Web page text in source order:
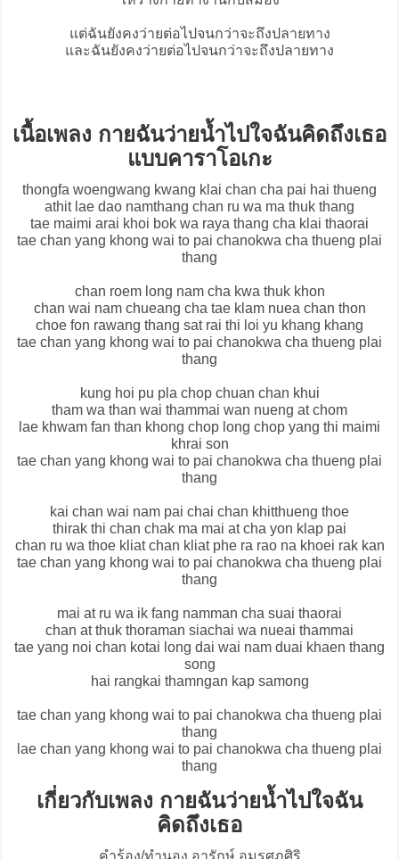
แต่ฉันยังคงว่ายต่อไปจนกว่าจะถึงปลายทาง
และฉันยังคงว่ายต่อไปจนกว่าจะถึงปลายทาง
เนื้อเพลง กายฉันว่ายน้ำไปใจฉันคิดถึงเธอ
แบบคาราโอเกะ
thongfa woengwang kwang klai chan cha pai hai thueng
athit lae dao namthang chan ru wa ma thuk thang
tae maimi arai khoi bok wa raya thang cha klai thaorai
tae chan yang khong wai to pai chanokwa cha thueng plai
thang
chan roem long nam cha kwa thuk khon
chan wai nam chueang cha tae klam nuea chan thon
choe fon rawang thang sat rai thi loi yu khang khang
tae chan yang khong wai to pai chanokwa cha thueng plai
thang
kung hoi pu pla chop chuan chan khui
tham wa than wai thammai wan nueng at chom
lae khwam fan than khong chop long chop yang thi maimi
khrai son
tae chan yang khong wai to pai chanokwa cha thueng plai
thang
kai chan wai nam pai chai chan khitthueng thoe
thirak thi chan chak ma mai at cha yon klap pai
chan ru wa thoe kliat chan kliat phe ra rao na khoei rak kan
tae chan yang khong wai to pai chanokwa cha thueng plai
thang
mai at ru wa ik fang namman cha suai thaorai
chan at thuk thoraman siachai wa nueai thammai
tae yang noi chan kotai long dai wai nam duai khaen thang
song
hai rangkai thamngan kap samong
tae chan yang khong wai to pai chanokwa cha thueng plai
thang
lae chan yang khong wai to pai chanokwa cha thueng plai
thang
เกี่ยวกับเพลง กายฉันว่ายน้ำไปใจฉัน
คิดถึงเธอ